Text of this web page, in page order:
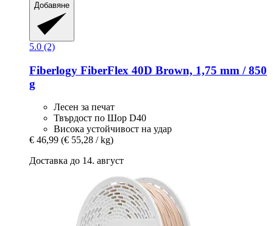
Добавяне
5.0 (2)
Fiberlogy FiberFlex 40D Brown, 1,75 mm / 850
g
Лесен за печат
Твърдост по Шор D40
Висока устойчивост на удар
€ 46,99 (€ 55,28 / kg)
Доставка до 14. август